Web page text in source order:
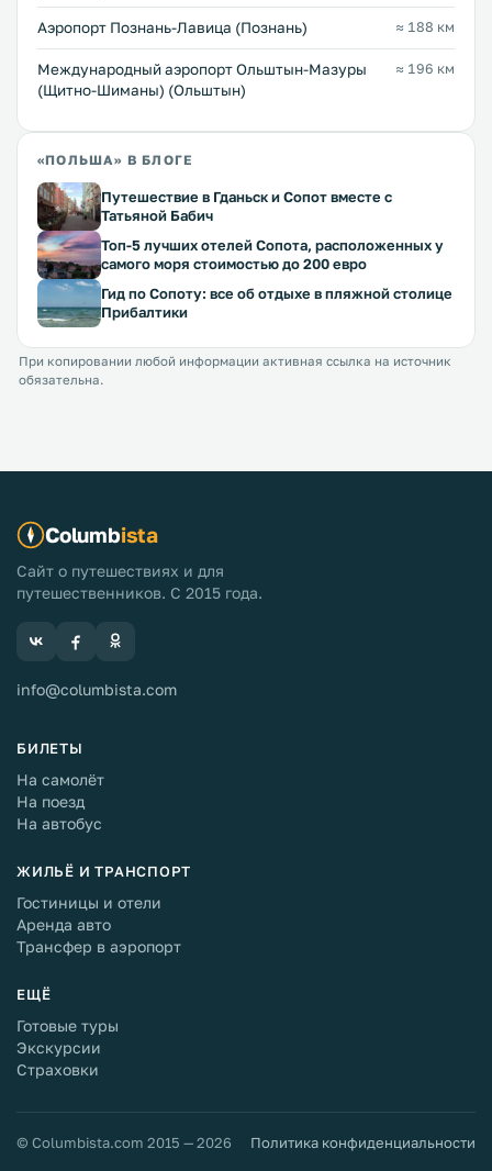
Аэропорт Познань-Лавица (Познань) ≈ 188 км
Международный аэропорт Ольштын-Мазуры
(Щитно-Шиманы) (Ольштын)
≈ 196 км
«ПОЛЬША» В БЛОГЕ
Путешествие в Гданьск и Сопот вместе с
Татьяной Бабич
Топ-5 лучших отелей Сопота, расположенных у
самого моря стоимостью до 200 евро
Гид по Сопоту: все об отдыхе в пляжной столице
Прибалтики
При копировании любой информации активная ссылка на источник
обязательна.
Columbista
Сайт о путешествиях и для
путешественников. С 2015 года.
info@columbista.com
БИЛЕТЫ
На самолёт
На поезд
На автобус
ЖИЛЬЁ И ТРАНСПОРТ
Гостиницы и отели
Аренда авто
Трансфер в аэропорт
ЕЩЁ
Готовые туры
Экскурсии
Страховки
© Columbista.com 2015 — 2026 Политика конфиденциальности